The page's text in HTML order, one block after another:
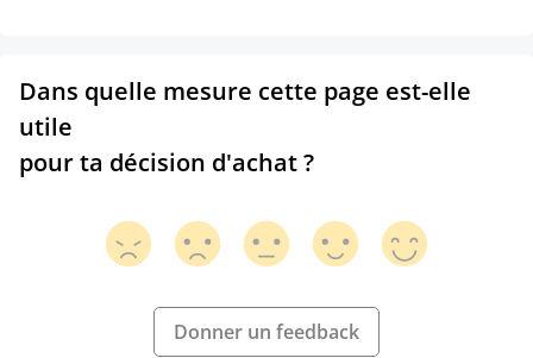
Dans quelle mesure cette page est-elle
utile
pour ta décision d'achat ?
Donner un feedback